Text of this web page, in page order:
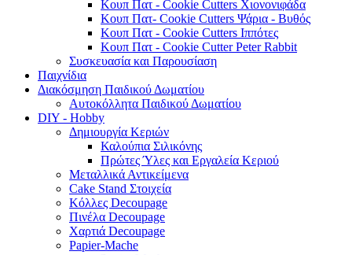
Κουπ Πατ - Cookie Cutters Χιονονιφάδα
Κουπ Πατ- Cookie Cutters Ψάρια - Βυθός
Κουπ Πατ - Cookie Cutters Ιππότες
Κουπ Πατ - Cookie Cutter Peter Rabbit
Συσκευασία και Παρουσίαση
Παιχνίδια
Διακόσμηση Παιδικού Δωματίου
Αυτοκόλλητα Παιδικού Δωματίου
DIY - Hobby
Δημιουργία Κεριών
Καλούπια Σιλικόνης
Πρώτες Ύλες και Εργαλεία Κεριού
Μεταλλικά Αντικείμενα
Cake Stand Στοιχεία
Κόλλες Decoupage
Πινέλα Decoupage
Χαρτιά Decoupage
Papier-Mache